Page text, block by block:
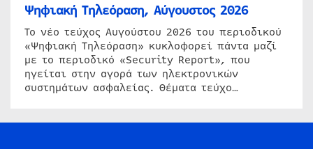
Ψηφιακή Τηλεόραση, Αύγουστος 2026
Το νέο τεύχος Αυγούστου 2026 του περιοδικού
«Ψηφιακή Τηλεόραση» κυκλοφορεί πάντα μαζί
με το περιοδικό «Security Report», που
ηγείται στην αγορά των ηλεκτρονικών
συστημάτων ασφαλείας. Θέματα τεύχο…